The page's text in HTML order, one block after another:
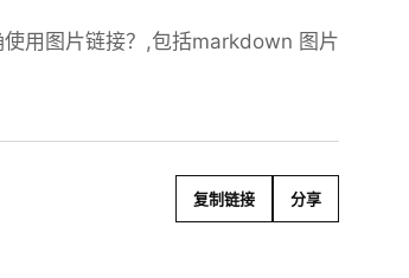
用图片链接？,包括markdown 图片
复制链接 分享